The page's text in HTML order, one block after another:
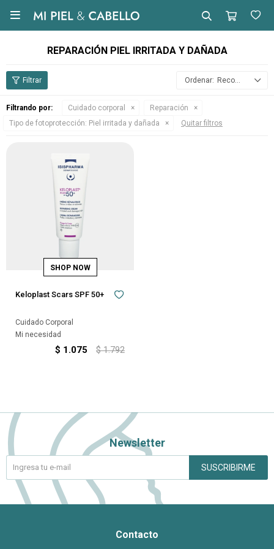

REPARACIÓN PIEL IRRITADA Y DAÑADA
Recomendados
Filtrando por: Cuidado corporal
Reparación
Tipo de fotoprotección: Piel irritada y dañada Quitar filtros
Keloplast Scars SPF 50+
Cuidado Corporal
Mi necesidad
$ 1.075 $ 1.792
Contacto
Newsletter
SUSCRIBIRME